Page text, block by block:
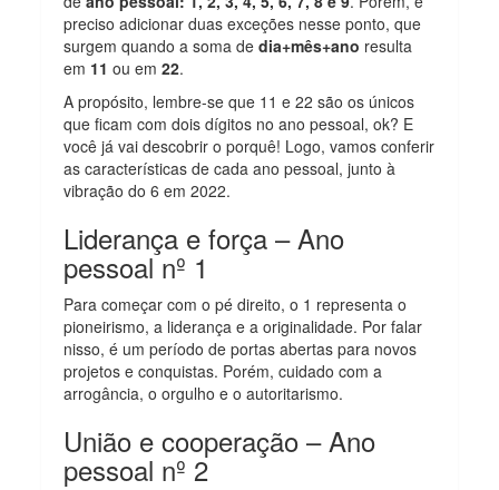
preciso adicionar duas exceções nesse ponto, que
surgem quando a soma dedia+mês+ano resulta
em 11 ou em22.
A propósito, lembre-se que 11 e 22 são os únicos
que ficam com dois dígitos no ano pessoal, ok? E
você já vai descobrir o porquê! Logo, vamos conferir
as características de cada ano pessoal, junto à
vibração do 6 em 2022.
Liderança e força – Ano
pessoal nº 1
Para começar com o pé direito, o 1 representa o
pioneirismo, a liderança e a originalidade. Por falar
nisso, é um período de portas abertas para novos
projetos e conquistas. Porém, cuidado com a
arrogância, o orgulho e o autoritarismo.
União e cooperação – Ano
pessoal nº 2